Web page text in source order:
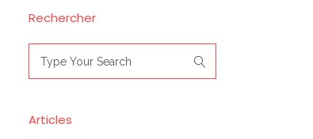
Rechercher
for:
Articles